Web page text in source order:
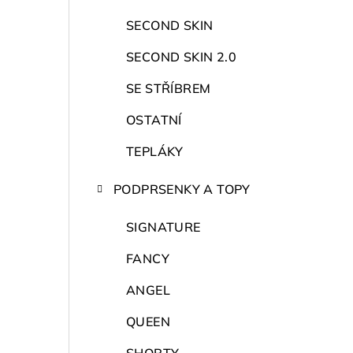
SECOND SKIN
SECOND SKIN 2.0
SE STŘÍBREM
OSTATNÍ
TEPLÁKY
PODPRSENKY A TOPY
SIGNATURE
FANCY
ANGEL
QUEEN